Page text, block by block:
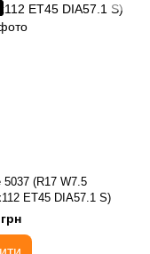
5037 (R17 W7.5
ET45 DIA57.1 S)